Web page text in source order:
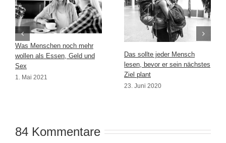
Was Menschen noch mehr
wollen als Essen, Geld und
Sex
1. Mai 2021
Das sollte jeder Mensch
lesen, bevor er sein nächstes
Ziel plant
23. Juni 2020
84 Kommentare